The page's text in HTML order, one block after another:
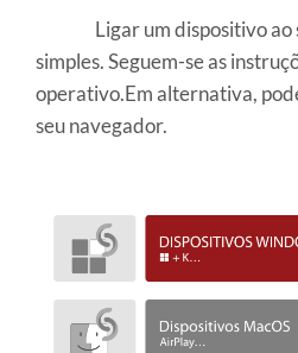
Ligar um dispositivo
simples. Seguem-se as
operativo.Em alternativa,
seu navegador.